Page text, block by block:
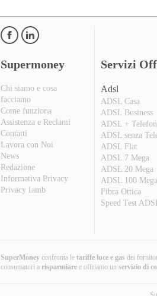
Supermoney
Chi siamo e cosa
facciamo
Come funziona
Assistenza e Reclami
Contatti
Lavora con Noi
News
Redazione
Informativa Privacy
Privacy Iamb
Servizi
Adsl
ADSL Casa
ADSL Business
ADSL +
ADSL senza
ADSL Flat
ADSL 7 Mega
ADSL 20 Mega
ADSL 100 Mega
Fibra Ottica
Speed Test
SuperMoney confronta le tariffe luce e gas dei
consumatori a risparmiare e offriamo un servizio di